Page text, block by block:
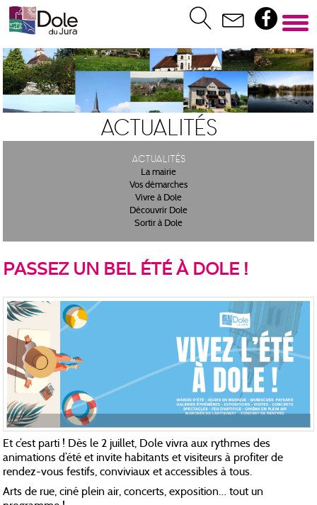
Actualités
Actualités
La mairie
Vos démarches
Vivre à Dole
Découvrir Dole
Sortir à Dole
PASSEZ UN BEL ÉTÉ À DOLE !
Et c’est parti ! Dès le 2 juillet, Dole vivra aux rythmes des
animations d’été et invite habitants et visiteurs à profiter de
rendez-vous festifs, conviviaux et accessibles à tous.
Arts de rue, ciné plein air, concerts, exposition… tout un